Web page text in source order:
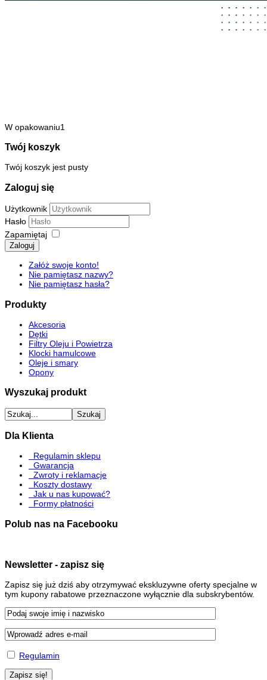
W opakowaniu1
Twój koszyk
Twój koszyk jest pusty
Zaloguj się
Użytkownik
Hasło
Zapamiętaj
Zaloguj
Załóż swoje konto!
Nie pamiętasz nazwy?
Nie pamiętasz hasła?
Produkty
Akcesoria
Dętki
Filtry Oleju i Powietrza
Klocki hamulcowe
Oleje i smary
Opony
Wyszukaj produkt
Dla Klienta
Regulamin sklepu
Gwarancja
Zwroty i reklamacje
Koszty dostawy
Jak u nas kupować?
Formy płatności
Polub nas na Facebooku
Newsletter - zapisz się
Zapisz się już dziś aby otrzymywać ekskluzywne oferty specjalne w
tym kupony rabatowe przeznaczone wyłącznie dla subskrybentów.
Regulamin